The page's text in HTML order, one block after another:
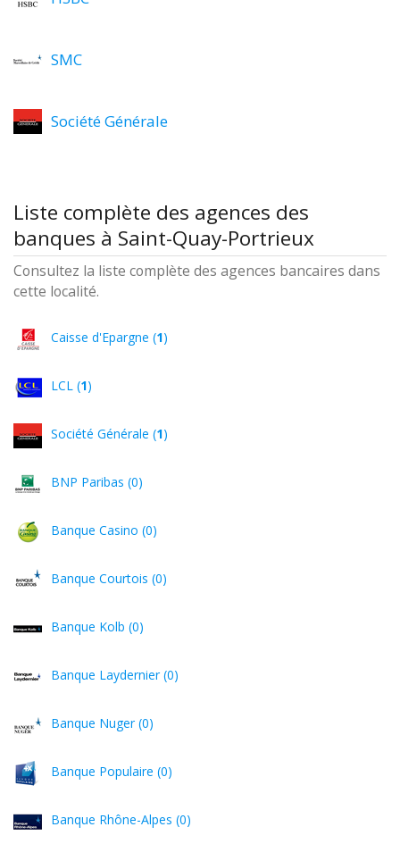
SMC
Société Générale
Liste complète des agences des
banques à Saint-Quay-Portrieux
Consultez la liste complète des agences bancaires dans
cette localité.
Caisse d'Epargne (1)
LCL (1)
Société Générale (1)
BNP Paribas (0)
Banque Casino (0)
Banque Courtois (0)
Banque Kolb (0)
Banque Laydernier (0)
Banque Nuger (0)
Banque Populaire (0)
Banque Rhône-Alpes (0)